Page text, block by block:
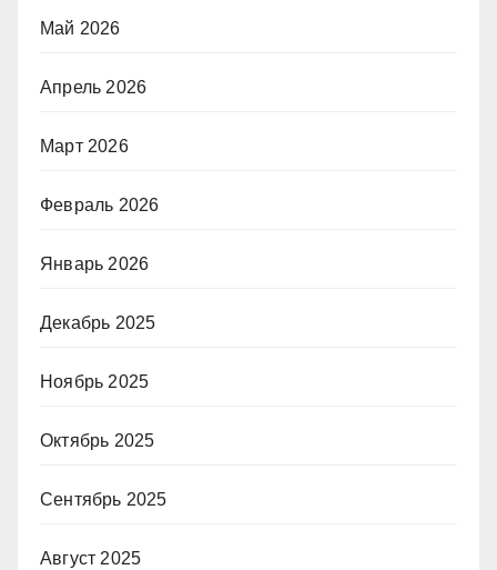
Май 2026
Апрель 2026
Март 2026
Февраль 2026
Январь 2026
Декабрь 2025
Ноябрь 2025
Октябрь 2025
Сентябрь 2025
Август 2025